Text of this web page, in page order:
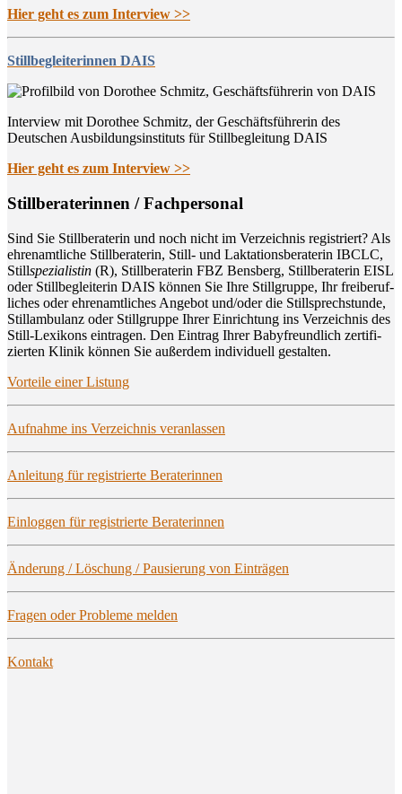
Hier geht es zum Interview >>
Stillbegleiterinnen DAIS
Interview mit Dorothee Schmitz, der Geschäftsführerin des
Deutschen Ausbildungsinstituts für Stillbegleitung DAIS
Hier geht es zum Interview >>
Still­be­ra­te­rin­nen / Fachpersonal
Sind Sie Still­be­ra­te­rin und noch nicht im Ver­zeich­nis regis­triert? Als
ehren­amt­li­che Still­be­ra­te­rin, Still- und Lak­ta­ti­ons­be­ra­te­rin IBCLC,
Stillspe­zia­lis­tin (R), Still­be­ra­te­rin FBZ Bens­berg, Still­be­ra­te­rin EISL
oder Still­be­glei­te­rin DAIS kön­nen Sie Ihre Still­grup­pe, Ihr frei­be­ruf­
li­ches oder ehren­amt­li­ches Ange­bot und/oder die Still­sprech­stun­de,
Still­am­bu­lanz oder Still­grup­pe Ihrer Ein­rich­tung ins Ver­zeich­nis des
Still-Lexi­kons ein­tra­gen. Den Ein­trag Ihrer Baby­freund­lich zer­ti­fi­
zier­ten Kli­nik kön­nen Sie außer­dem indi­vi­du­ell gestalten.
Vor­tei­le einer Listung
Auf­nah­me ins Ver­zeich­nis veranlassen
Anlei­tung für regis­trier­te Beraterinnen
Ein­log­gen für regis­trier­te Beraterinnen
Ände­rung / Löschung / Pau­sie­rung von Einträgen
Fra­gen oder Pro­ble­me melden
Kon­takt